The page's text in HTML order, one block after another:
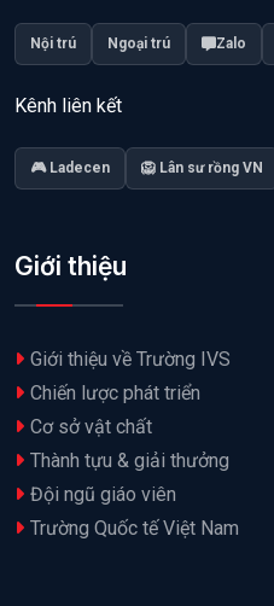
Nội trú Ngoại trú Zalo
Kênh liên kết
🎮 Ladecen 🦁 Lân sư rồng VN
Giới thiệu
Giới thiệu về Trường IVS
Chiến lược phát triển
Cơ sở vật chất
Thành tựu & giải thưởng
Đội ngũ giáo viên
Trường Quốc tế Việt Nam